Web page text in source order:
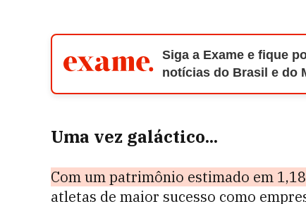
Siga a Exame e fique
notícias do Brasil e do
Uma vez galáctico...
Com um patrimônio estimado em
atletas de maior sucesso como